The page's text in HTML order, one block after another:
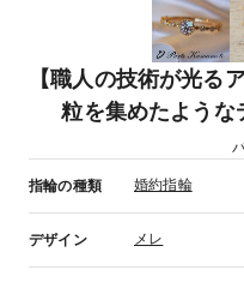
【職人の技術が光る
粒を集めたよう
指輪の種類 婚約指輪
デザイン メレ